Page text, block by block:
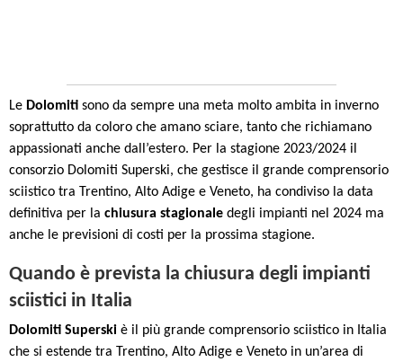
Le Dolomiti sono da sempre una meta molto ambita in inverno
soprattutto da coloro che amano sciare, tanto che richiamano
appassionati anche dall’estero. Per la stagione 2023/2024 il
consorzio Dolomiti Superski, che gestisce il grande comprensorio
sciistico tra Trentino, Alto Adige e Veneto, ha condiviso la data
definitiva per la chiusura stagionale degli impianti nel 2024 ma
anche le previsioni di costi per la prossima stagione.
Quando è prevista la chiusura degli impianti
sciistici in Italia
Dolomiti Superski è il più grande comprensorio sciistico in Italia
che si estende tra Trentino, Alto Adige e Veneto in un’area di